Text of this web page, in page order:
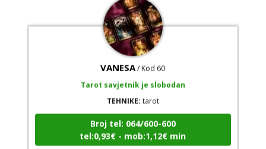
VANESA/ Kod 60
Tarot savjetnik je slobodan
Broj tel: 064/600-600
tel:0,93€ - mob:1,12€ min